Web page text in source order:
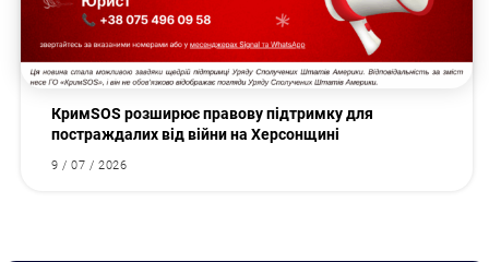
КримSOS розширює правову підтримку для
постраждалих від війни на Херсонщині
9 / 07 / 2026